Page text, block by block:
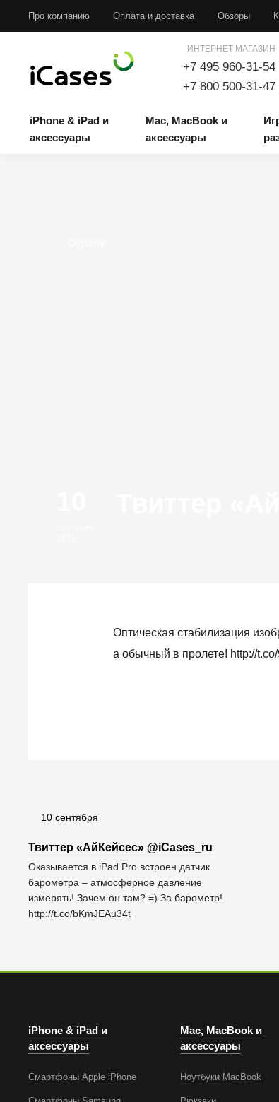
Про компанию Оплата и доставка Обзоры
ИНТЕРНЕТ МАГАЗИН
+7 495 960-31-54
+7 800 500-31-47
iPhone & iPad и
аксессуары
Mac, MacBook и
аксессуары
Оптическая стабилизация
а обычный в пролете! http://
10 сентября
Твиттер «АйКейсес» ‏@iCases_ru
Оказывается в iPad Pro встроен датчик
барометра – атмосферное давление
измерять! Зачем он там? =) За барометр!
http://t.co/bKmJEAu34t
iPhone & iPad и
аксессуары
Смартфоны Apple iPhone
Mac, MacBook и
аксессуары
Ноутбуки MacBook